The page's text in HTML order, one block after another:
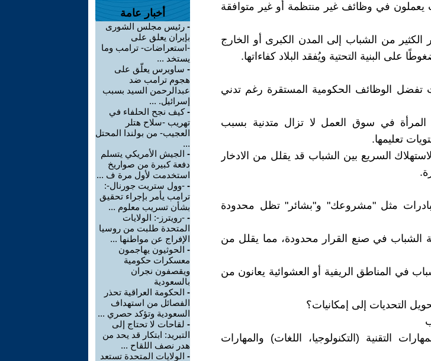
يعملون في وظائف غير منتظمة أو غير متوافقة
الكثير من الشباب إلى المدن الكبرى أو الخارج
البنية التحتية ويُفقد البلاد كفاءاتها.
تفضل الوظائف الحكومية المستقرة رغم تدني
في سوق العمل لا تزال متدنية بسبب
تعليمها.
السريع بين الشباب قد يقلل من الادخار
مثل "مشروعك" و"بشائر" تظل محدودة
في صنع القرار محدودة، مما يقلل من
في المناطق الريفية أو العشوائية يعانون من
التحديات إلى إمكانيات؟
التقنية (التكنولوجيا، اللغات) والمهارات
أخبار عامة
- رئيس مجلس الشورى
بإيران يعلق على
-استعراضات- ترامب وما
يستخد ...
- ساويرس يعلّق على
هجوم ترامب ضد
عبدالرحمن السيد بسبب
إسرائيل. ...
-كيف نجح الحلفاء في
تهريب -سلاح هتلر
العجيب- من بولندا المحتل
...
- الجيش الأمريكي يتسلم
دفعة كبيرة من صواريخ
استخدمت لأول مرة ف ...
- -وول ستريت جورنال-:
ترامب يأمر بإجراء تحقيق
بشأن تسريب معلوم ...
- -رويترز-: الولايات
المتحدة طلبت من روسيا
الإفراج عن مواطنها ...
- الحوثيون يهاجمون
معسكرات حكومية
ويقصفون نجران
بالسعودية
- الحكومة العراقية تحذر
الفصائل من استهداف
السعودية وتؤكد حصري ...
- لقاحات لا تحتاج إلى
التبريد: ابتكار قد يحد من
هدر نصف اللقاح ...
- الولايات المتحدة تستعد